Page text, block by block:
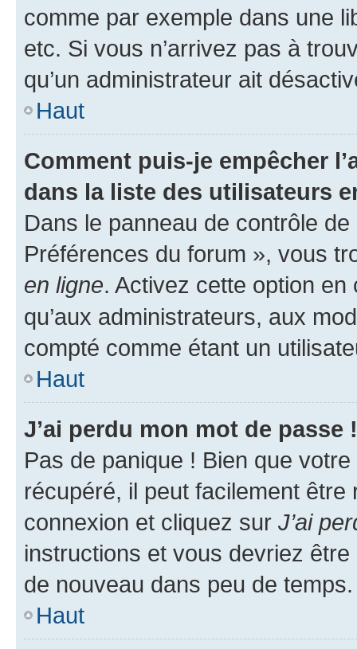
comme par exemple dans une
etc. Si vous n’arrivez pas à
qu’un administrateur ait
Haut
Comment puis-je empêcher
dans la liste des utilisateurs
Dans le panneau de contrôle
Préférences du forum », vous
en ligne. Activez cette option
qu’aux administrateurs, aux
compté comme étant un
Haut
J’ai perdu mon mot de passe !
Pas de panique ! Bien que
récupéré, il peut facilement
connexion et cliquez sur J’ai
instructions et vous devriez
de nouveau dans peu de temps.
Haut